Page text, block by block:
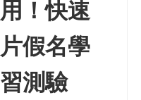
用！快速
片假名學
習測驗